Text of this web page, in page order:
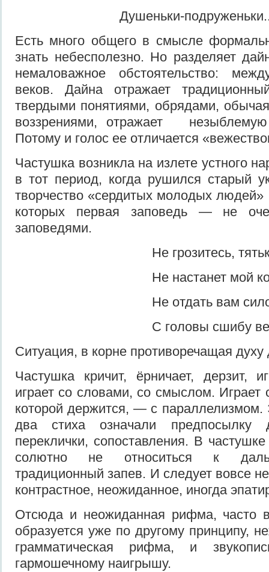
Душеньки-
Есть много общего в смысле
знать не­бесполезно. Но разделяет
немаловажное обстоятельство:
веков. Дайна отражает
твердыми понятиями, обряда­ми,
воз­зрениями, отражает
Потому и голос ее отличается
Частушка возникла на излете уст­ного
в тот период, когда рушился старый
творчество «сердитых молодых
которых первая заповедь — не
заповедями.
Не грозитесь, тятька с
Не настанет мой
Не отдать вам силой
С головы сшибу
Ситуация, в корне противоречащая
Частушка кричит, ёрничает, дерзит,
играет со слова­ми, со смыслом. Играет
которой держится, — с
два стиха означали предпосылку
переклички, сопостав­ления. В
солютно не относиться к
традиционный запев. И следует вовсе
контрастное, неожиданное, иног­да
Отсюда и неожиданная рифма, ча­сто
образуется уже по другому принципу,
грамматическая риф­ма, и
гармошечному наигрышу.